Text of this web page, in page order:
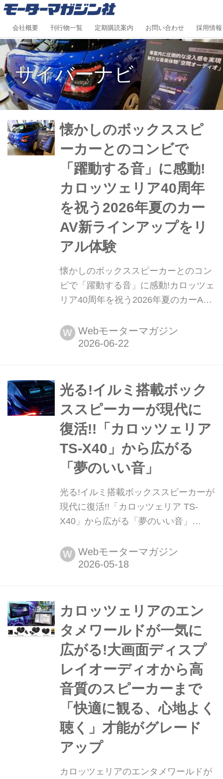
会社概要 刊行物一覧 定期購読案内 お問い合わせ 採用情報
サイバーナビ
懐かしのボックススピ
ーカーとのコンビで
「躍動する音」に感動!
カロッツェリア40周年
を祝う2026年夏のカー
AV新ラインアップをリ
アル体験
懐かしのボックススピーカーとのコン
ビで「躍動する音」に感動!カロッツェ
リア40周年を祝う2026年夏のカーAV
月12日、パイオニア恒例の「カロッツ
ェリア新商品体験会」が東京秋葉原で
「サイバーナビ」の限定モデルと、デ
ィスプレイオーディオの新製品。かつ
てサウンドカスタマイズの定番として
人気を博したボックス型スピ...
W Webモーターマガジン
光る!イルミ搭載ボック
ススピーカーが現代に
復活!!「カロッツェリア
TS-X40」から広がる
「夢のいい音」
光る!イルミ搭載ボックススピーカーが
現代に復活!!「カロッツェリア TS-
X40」から広がる「夢のいい音」
「カスタムオーディオブーム」の先駆
けとなった名機が、令和に復活。ブル
X40」が、2026年5月14日に発表され
た。純正AVシステムにちょい足しして
もいいけれど、ディス...
W Webモーターマガジン
カロッツェリアのエン
タメワールドが一気に
広がる!大画面ディスプ
レイオーディオから高
音質のスピーカーまで
「快適に観る、心地よく
聴く」才能がグレード
アップ
カロッツェリアのエンタメワールドが